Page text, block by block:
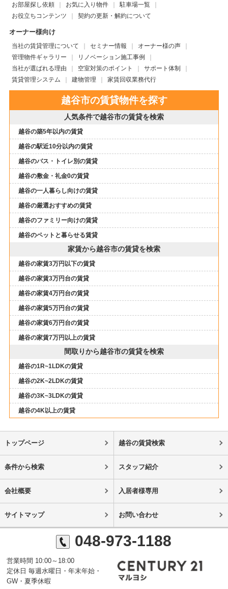
お部屋探し依頼
お気に入り物件
駐車場一覧
お役立ちコンテンツ
契約の更新・解約について
オーナー様向け
当社の賃貸管理について セミナー情報
オーナー様の声
管理物件ギャラリー
リノベーション施工事例
当社が選ばれる理由
空室対策のポイント
サポート体制
賃貸管理システム
建物管理 家賃回収業務代行
越谷市の賃貸物件を探す
人気条件で越谷市の賃貸を検索
越谷の築5年以内の賃貸
越谷の駅近10分以内の賃貸
越谷のバス・トイレ別の賃貸
越谷の敷金・礼金0の賃貸
越谷の一人暮らし向けの賃貸
越谷の厳選おすすめの賃貸
越谷のファミリー向けの賃貸
越谷のペットと暮らせる賃貸
家賃から越谷市の賃貸を検索
越谷の家賃3万円以下の賃貸
越谷の家賃3万円台の賃貸
越谷の家賃4万円台の賃貸
越谷の家賃5万円台の賃貸
越谷の家賃6万円台の賃貸
越谷の家賃7万円以上の賃貸
間取りから越谷市の賃貸を検索
越谷の1R~1LDKの賃貸
越谷の2K~2LDKの賃貸
越谷の3K~3LDKの賃貸
越谷の4K以上の賃貸
トップページ 越谷の賃貸検索
条件から検索 スタッフ紹介
会社概要 入居者様専用
サイトマップ お問い合わせ
048-973-1188
営業時間 10:00～18:00
定休日 毎週水曜日・年末年始・
GW・夏季休暇